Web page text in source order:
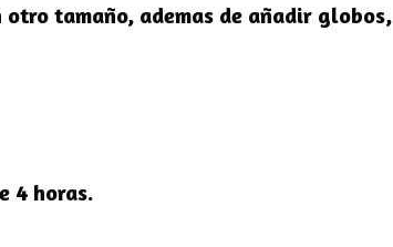
tamaño, ademas de añadir globos,
4 horas.